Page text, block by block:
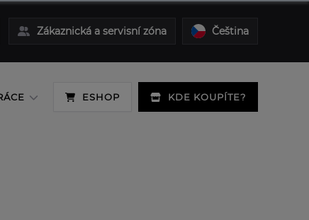
Zákaznická a servisní zóna Čeština
ESHOP KDE KOUPÍTE?